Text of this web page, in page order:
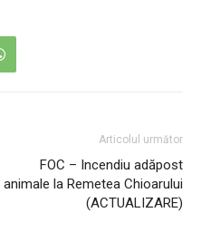
Articolul următor
FOC – Incendiu adăpost
animale la Remetea Chioarului
(ACTUALIZARE)